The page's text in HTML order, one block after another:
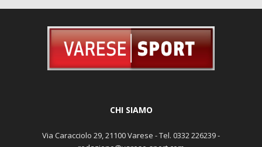
CHI SIAMO
Via Caracciolo 29, 21100 Varese - Tel. 0332 226239 -